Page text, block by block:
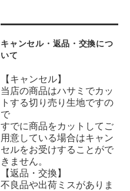
キャンセル・返品・交換につ
いて
【キャンセル】
当店の商品はハサミでカッ
トする切り売り生地ですの
で
すでに商品をカットしてご
用意している場合はキャン
セルをお受けすることがで
きません。
【返品・交換】
不良品や出荷ミスがありま